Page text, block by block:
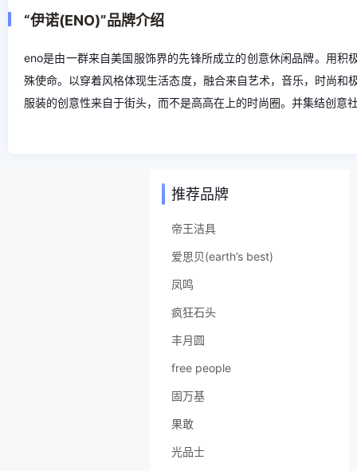
“伊诺(ENO)”品牌介绍
eno是由一群来自美国服饰界的先锋所成立的创意休闲品牌。用
殊使命。以穿着风格体现生活态度，融合来自艺术，音乐，时尚
服装的创意性来自于街头，而不是高高在上的时尚圈。并集结创
推荐品牌
帝王洁具
爱思贝(earth’s best)
凤鸣
疯狂石头
丰月圆
free people
固万基
果敢
光品士